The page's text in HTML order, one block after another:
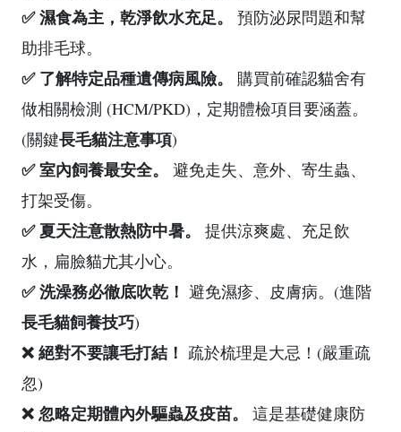
✅ 濕食為主，乾淨飲水充足。
預防泌尿問題和幫
助排毛球。
✅ 了解特定品種遺傳病風險。
購買前確認貓舍有
做相關檢測 (HCM/PKD)，定期體檢項目要涵蓋。
(關鍵長毛貓注意事項)
✅ 室內飼養最安全。
避免走失、意外、寄生蟲、
打架受傷。
✅ 夏天注意散熱防中暑。
提供涼爽處、充足飲
水，扁臉貓尤其小心。
✅ 洗澡務必徹底吹乾！ 避免濕疹、皮膚病。(進階
長毛貓飼養技巧)
❌ 絕對不要讓毛打結！ 疏於梳理是大忌！(嚴重疏
忽)
❌ 忽略定期體內外驅蟲及疫苗。
這是基礎健康防